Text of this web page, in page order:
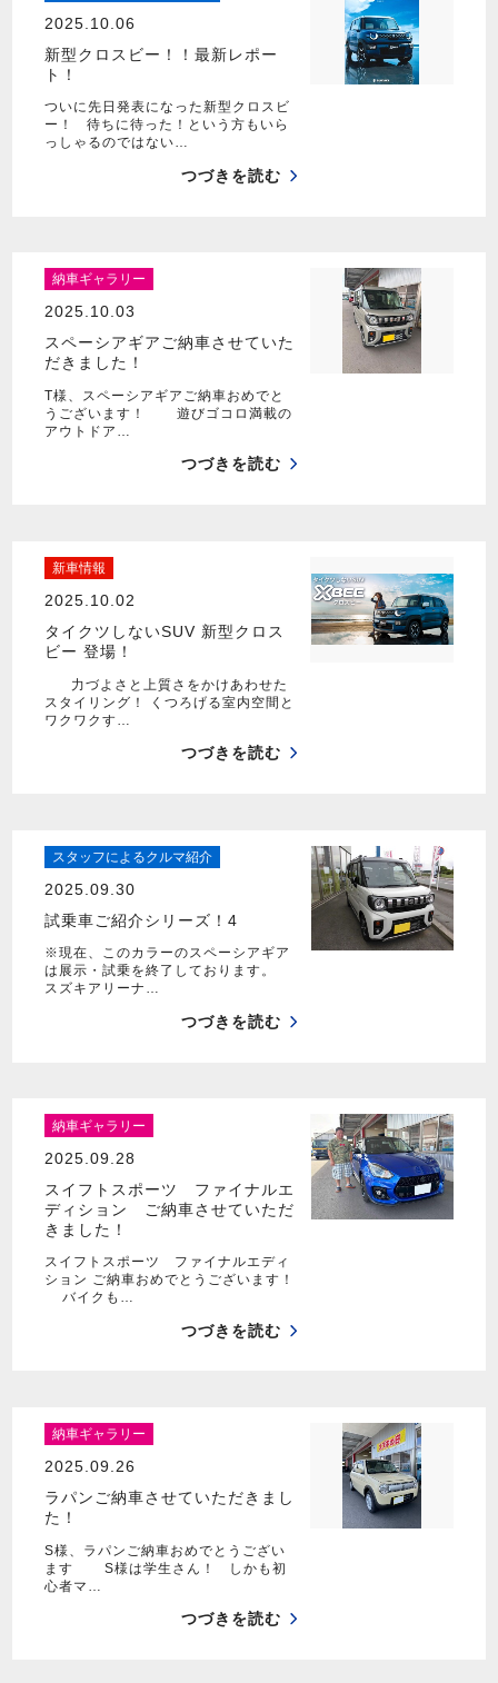
2025.10.06
新型クロスビー！！最新レポー
ト！
ついに先日発表になった新型クロスビ
ー！ 待ちに待った！という方もいら
っしゃるのではない…
つづきを読む
納車ギャラリー
2025.10.03
スペーシアギアご納車させていた
だきました！
T様、スペーシアギアご納車おめでと
うございます！ 遊びゴコロ満載の
アウトドア…
つづきを読む
新車情報
2025.10.02
タイクツしないSUV 新型クロス
ビー 登場！
力づよさと上質さをかけあわせた
スタイリング！ くつろげる室内空間と
ワクワクす…
つづきを読む
スタッフによるクルマ紹介
2025.09.30
試乗車ご紹介シリーズ！4
※現在、このカラーのスペーシアギア
は展示・試乗を終了しております。
スズキアリーナ…
つづきを読む
納車ギャラリー
2025.09.28
スイフトスポーツ ファイナルエ
ディション ご納車させていただ
きました！
スイフトスポーツ ファイナルエディ
ション ご納車おめでとうございます！
バイクも…
つづきを読む
納車ギャラリー
2025.09.26
ラパンご納車させていただきまし
た！
S様、ラパンご納車おめでとうござい
ます S様は学生さん！ しかも初
心者マ…
つづきを読む